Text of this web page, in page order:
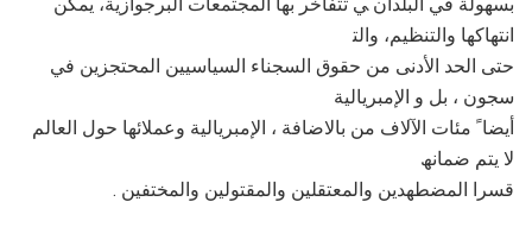
اﻧﺘﮭﺎﻛﮭﺎ واﻟﺘﻨﻈﯿﻢ، واﻟﺘ
ﺣﺘﻰ اﻟﺤﺪ اﻷدﻧﻰ ﻣﻦ ﺣﻘﻮق اﻟﺴﺠﻨﺎء اﻟﺴﯿﺎﺳﯿﯿﻦ اﻟﻤﺤﺘﺠﺰﯾﻦ ﻓﻲ
ﺳﺠﻮن ، ﺑﻞ و اﻹﻣﺒﺮﯾﺎﻟﯿﺔ
أﯾﻀﺎ ً ﻣﺌﺎت اﻵﻻف ﻣﻦ ﺑﺎﻻﺿﺎﻓﺔ ، اﻹﻣﺒﺮﯾﺎﻟﯿﺔ وﻋﻤﻼﺋﮭﺎ ﺣﻮل اﻟﻌﺎﻟﻢ
ﻻ ﯾﺘﻢ ﺿﻤﺎﻧﮫ
. ﻗﺴﺮا اﻟﻤﻀﻄﮭﺪﯾﻦ واﻟﻤﻌﺘﻘﻠﯿﻦ واﻟﻤﻘﺘﻮﻟﯿﻦ واﻟﻤﺨﺘﻔﯿﻦ